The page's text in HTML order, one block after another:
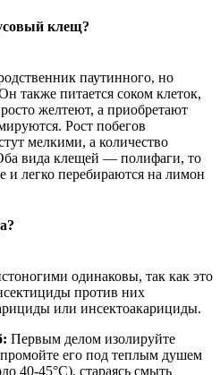
клещ?
паутинного, но
также питается соком клеток,
желтеют, а приобретают
Рост побегов
мелкими, а количество
Оба вида клещей — полифаги, то
и легко перебираются на лимон
одинаковы, так как это
против них
или инсектоакарициды.
Первым делом изолируйте
его под теплым душем
40-45°C), стараясь смыть